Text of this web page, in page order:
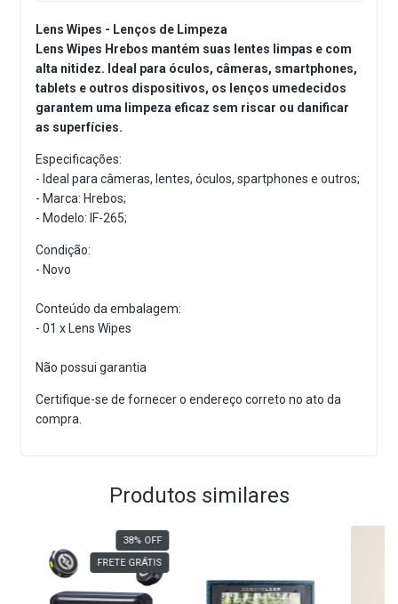
Lens Wipes - Lenços de Limpeza
Lens Wipes Hrebos mantém suas lentes limpas e com
alta nitidez. Ideal para óculos, câmeras, smartphones,
tablets e outros dispositivos, os lenços umedecidos
garantem uma limpeza eficaz sem riscar ou danificar
as superfícies.
Especificações:
- Ideal para câmeras, lentes, óculos, spartphones e outros;
- Marca: Hrebos;
- Modelo: IF-265;
Condição:
- Novo
Conteúdo da embalagem:
- 01 x Lens Wipes
Não possui garantia
Certifique-se de fornecer o endereço correto no ato da
compra.
Produtos similares
38% OFF
FRETE GRÁTIS